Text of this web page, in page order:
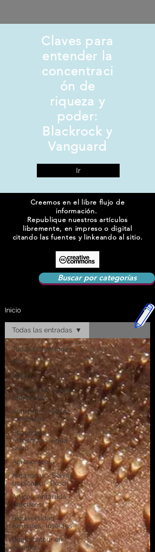
Claves para
entender la
concentraci
ón de
riqueza y
poder:
Blackrock y
Vanguard
Ir
Creemos en el libre flujo de
información.
Republique nuestros artículos
libremente, en impreso o digital
citando las fuentes y linkeando al sitio.
Buscar por categorías
Inicio
Todas las entradas
IPCC
IPBES
Artículos de Opinión -
Entrevistas
Activismo - Greta -
Científicos
Seguridad
Alimentaria-Agua-
Dieta
Agroecología
Amazonas - Selvas
tropicales - Bosq
Artico - Antártida -
Glaciares
Biodiversidad -
Animales- Insectos
Bruno Latour en
español
Todas las entradas